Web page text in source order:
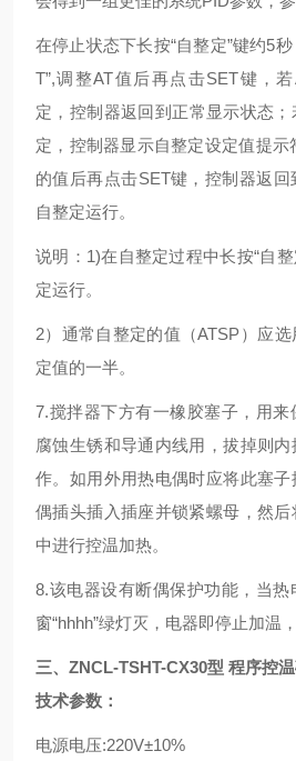
在停止状态下长按“自整定”键约5
T”,调整AT值后再点击SET键，
定，控制器返回到正常显示状态
定，控制器显示自整定设定值提示
的值后再点击SET键，控制器返
自整定运行。
说明：1)在自整定过程中长按“自
定运行。
2）通常自整定的值（ATSP）应
定值的一半。
7.搅拌器下方有一橡胶塞子，用
腐蚀生锈和导通内线用，拔掉则
作。如用外用热电偶时应将此塞
偶插头插入插座并锁紧螺母，然
中进行控温加热。
8.该电器设有断偶保护功能，当
窗“hhhh”绿灯灭，电器即停止加温
三、 ZNCL-TSHT-CX30型 程序控
技术参数 ：
电源电压:220V±10%